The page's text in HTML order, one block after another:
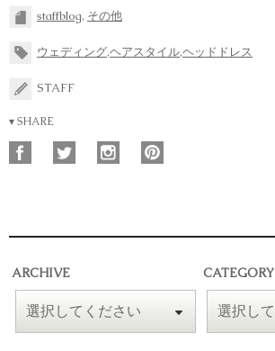
staffblog, その他
ウェディング,ヘアスタイル,ヘッドドレス
STAFF
▾ SHARE
ARCHIVE CATEGORY